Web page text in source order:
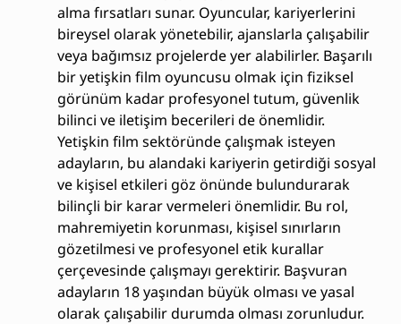
alma fırsatları sunar. Oyuncular, kariyerlerini
bireysel olarak yönetebilir, ajanslarla çalışabilir
veya bağımsız projelerde yer alabilirler. Başarılı
bir yetişkin film oyuncusu olmak için fiziksel
görünüm kadar profesyonel tutum, güvenlik
bilinci ve iletişim becerileri de önemlidir.
Yetişkin film sektöründe çalışmak isteyen
adayların, bu alandaki kariyerin getirdiği sosyal
ve kişisel etkileri göz önünde bulundurarak
bilinçli bir karar vermeleri önemlidir. Bu rol,
mahremiyetin korunması, kişisel sınırların
gözetilmesi ve profesyonel etik kurallar
çerçevesinde çalışmayı gerektirir. Başvuran
adayların 18 yaşından büyük olması ve yasal
olarak çalışabilir durumda olması zorunludur.